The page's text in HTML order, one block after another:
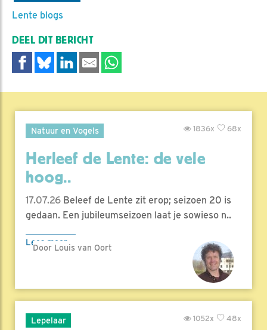
Lente blogs
DEEL DIT BERICHT
Natuur en Vogels 68x
1836x
Herleef de Lente: de vele
hoog..
17.07.26 Beleef de Lente zit erop; seizoen 20 is
gedaan. Een jubileumseizoen laat je sowieso n..
Lees meer
Door Louis van Oort
Lepelaar 48x
1052x